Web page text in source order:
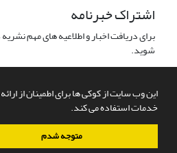
این وب سایت از کوکی ها برای اطمینان از
خدمات استفاده می کند.
متوجه شدم
اشتراک خبرنامه
برای دریافت اخبار و اطلاعیه های مهم
شوید.
سامانه مدیریت نشریات علمی.طراحی و